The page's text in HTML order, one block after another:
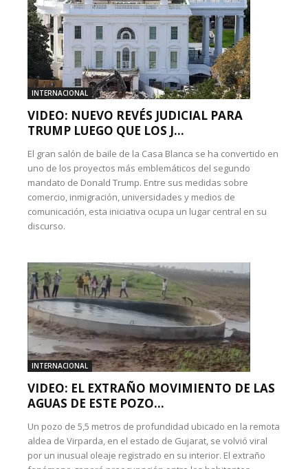
INTERNACIONAL
VIDEO: NUEVO REVÉS JUDICIAL PARA
TRUMP LUEGO QUE LOS J...
El gran salón de baile de la Casa Blanca se ha convertido en
uno de los proyectos más emblemáticos del segundo
mandato de Donald Trump. Entre sus medidas sobre
comercio, inmigración, universidades y medios de
comunicación, esta iniciativa ocupa un lugar central en su
discurso.
INTERNACIONAL
VIDEO: EL EXTRAÑO MOVIMIENTO DE LAS
AGUAS DE ESTE POZO...
Un pozo de 5,5 metros de profundidad ubicado en la remota
aldea de Virparda, en el estado de Gujarat, se volvió viral
por un inusual oleaje registrado en su interior. El extraño